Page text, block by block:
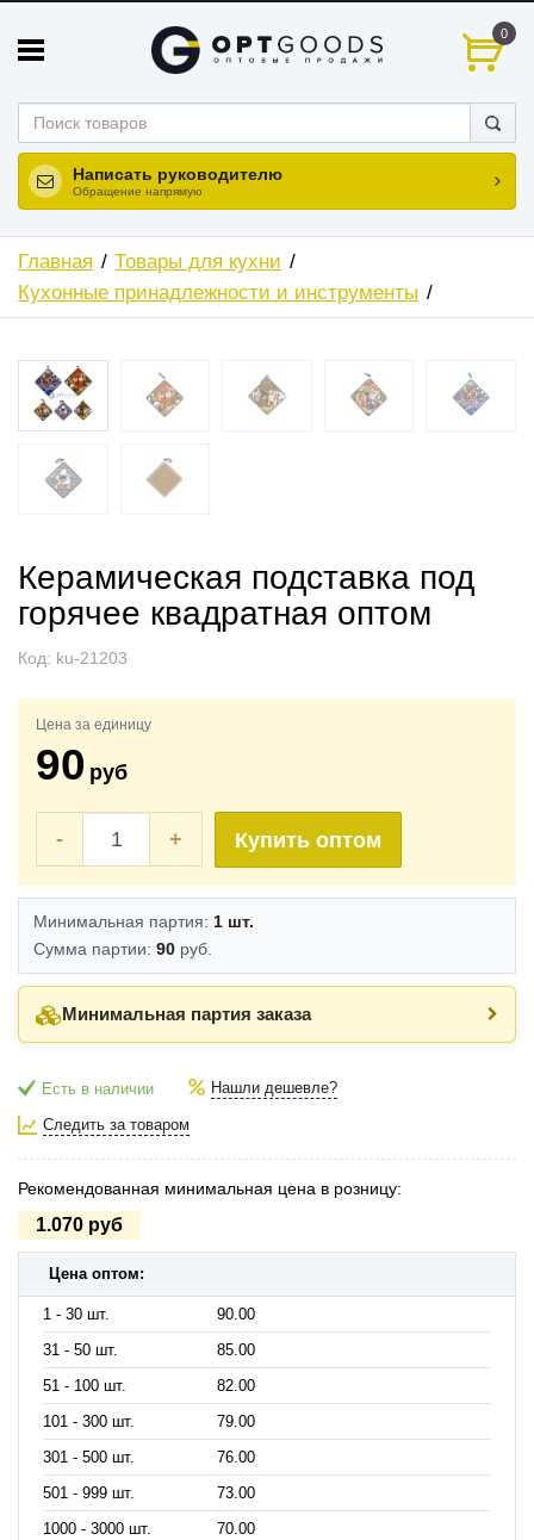
0
Написать руководителю
Обращение напрямую
Главная
Товары для кухни
Кухонные принадлежности и инструменты
Керамическая подставка под
горячее квадратная оптом
Код: ku-21203
Цена за единицу
90 руб
- + Купить оптом
Минимальная партия: 1 шт.
Сумма партии: 90 руб.
Минимальная партия заказа
Есть в наличии Нашли дешевле?
Следить за товаром
Рекомендованная минимальная цена в розницу:
1.070 руб
Цена оптом:
1 - 30 шт.
90.00
31 - 50 шт.
85.00
51 - 100 шт.
82.00
101 - 300 шт.
79.00
301 - 500 шт.
76.00
501 - 999 шт.
73.00
1000 - 3000 шт.
70.00